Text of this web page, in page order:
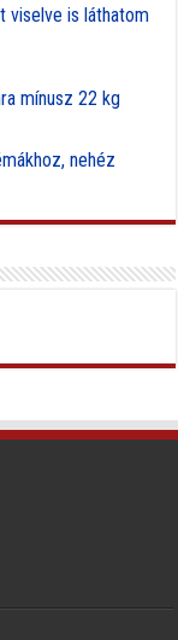
viselve is láthatom
mínusz 22 kg
nehéz